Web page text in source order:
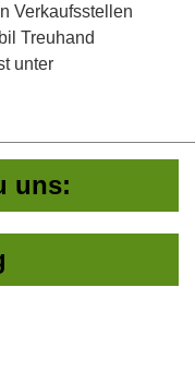
Verkaufsstellen
Treuhand
unter
uns: